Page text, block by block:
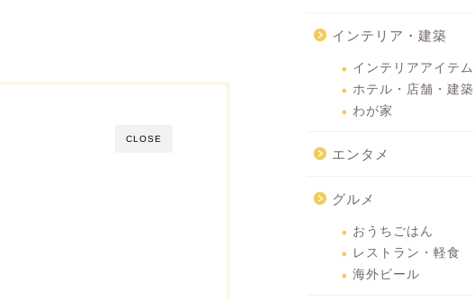
CLOSE
インテリア・建築
インテリアアイテム
ホテル・店舗・建築
わが家
エンタメ
グルメ
おうちごはん
レストラン・軽食
海外ビール